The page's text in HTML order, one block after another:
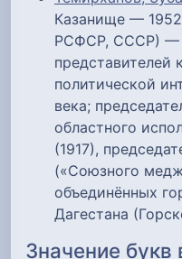
Казанище —
РСФСР, СССР) —
представителей
политической
века;
областного
(1917),
(«Союзного
объединённых
Дагестана
Значение букв